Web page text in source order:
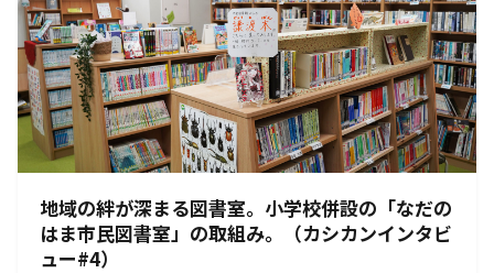
地域の絆が深まる図書室。小学校併設の「なだの
はま市民図書室」の取組み。（カシカンインタビ
ュー#4）